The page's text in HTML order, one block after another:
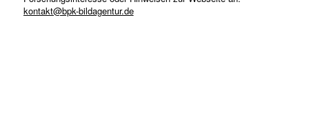
kontakt@bpk-bildagentur.de